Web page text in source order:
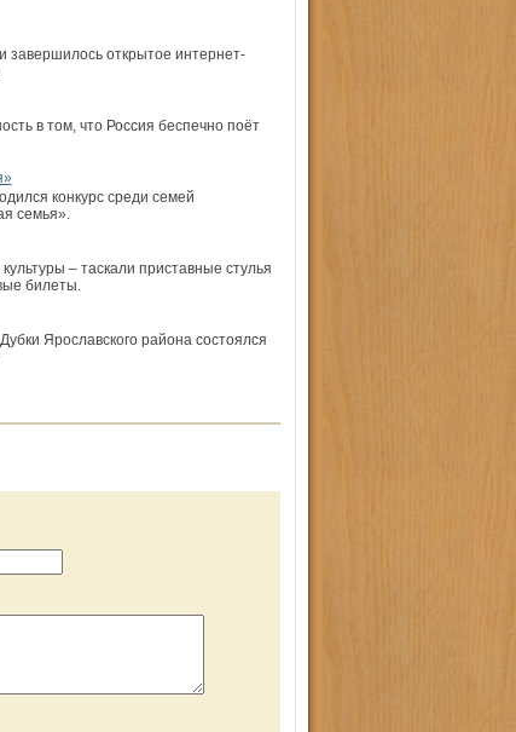
завершилось открытое интернет-
в том, что Россия беспечно поёт
конкурс среди семей
семья».
– таскали приставные стулья
билеты.
Ярослав­ского района состоялся